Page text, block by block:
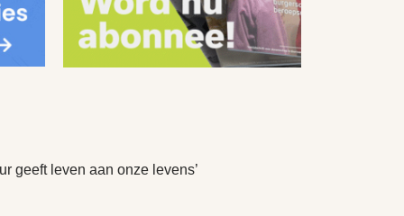
geeft leven aan onze levens’